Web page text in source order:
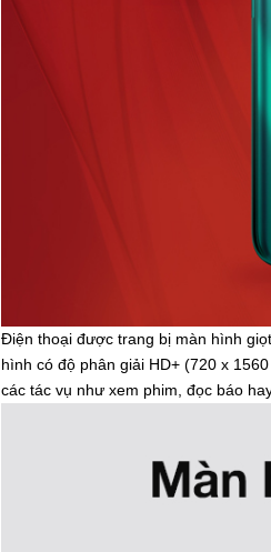
Điện thoại được trang bị màn hình
hình có độ phân giải HD+ (720 x
các tác vụ như xem phim, đọc báo